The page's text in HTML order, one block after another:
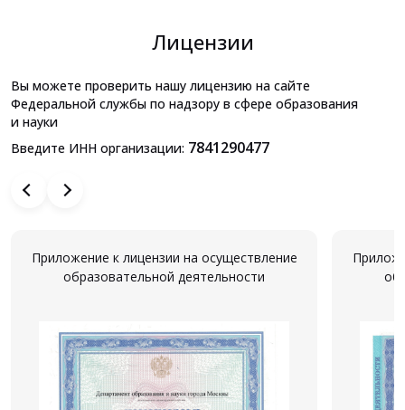
Лицензии
Вы можете проверить нашу лицензию на сайте
Федеральной службы по надзору в сфере образования
и науки
Введите ИНН организации: 7841290477
Приложение к лицензии на осуществление
образовательной деятельности